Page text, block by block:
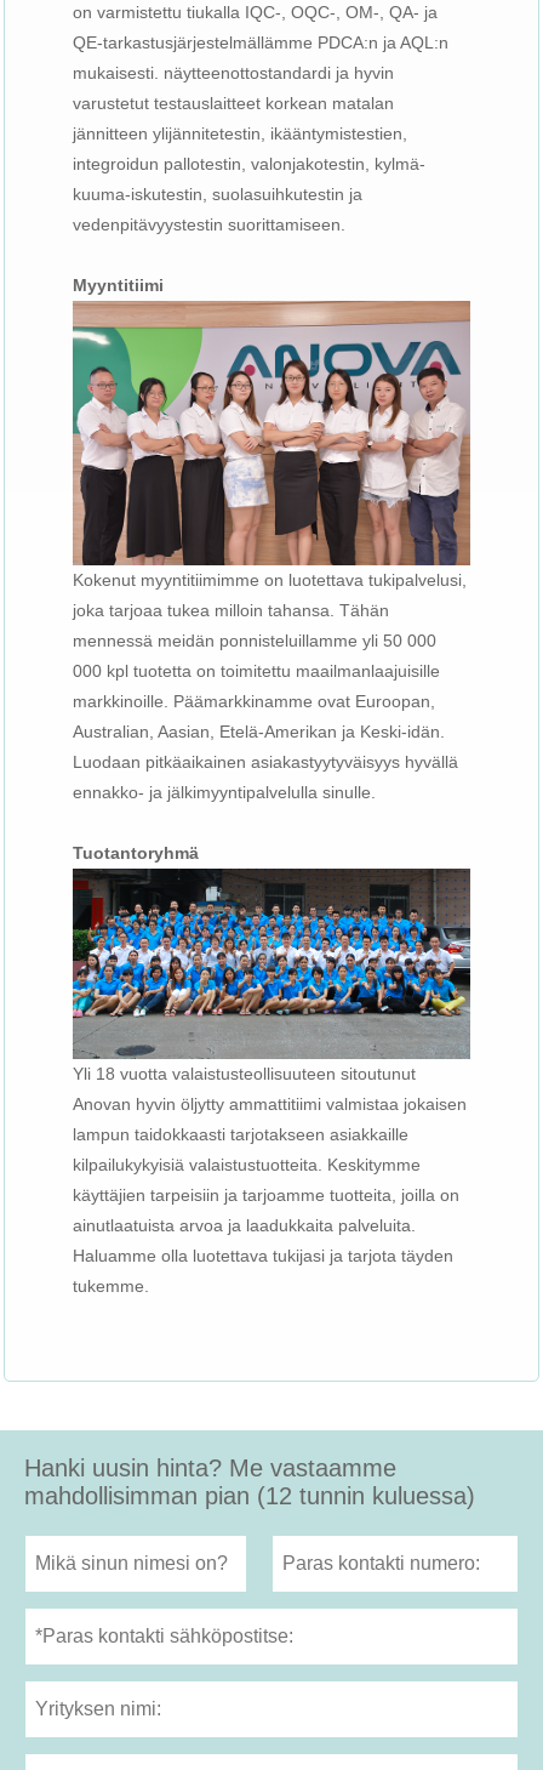
on varmistettu tiukalla IQC-, OQC-, OM-, QA- ja
QE-tarkastusjärjestelmällämme PDCA:n ja AQL:n
mukaisesti. näytteenottostandardi ja hyvin
varustetut testauslaitteet korkean matalan
jännitteen ylijännitetestin, ikääntymistestien,
integroidun pallotestin, valonjakotestin, kylmä-
kuuma-iskutestin, suolasuihkutestin ja
vedenpitävyystestin suorittamiseen.
Myyntitiimi
Kokenut myyntitiimimme on luotettava tukipalvelusi,
joka tarjoaa tukea milloin tahansa. Tähän
mennessä meidän ponnisteluillamme yli 50 000
000 kpl tuotetta on toimitettu maailmanlaajuisille
markkinoille. Päämarkkinamme ovat Euroopan,
Australian, Aasian, Etelä-Amerikan ja Keski-idän.
Luodaan pitkäaikainen asiakastyytyväisyys hyvällä
ennakko- ja jälkimyyntipalvelulla sinulle.
Tuotantoryhmä
Yli 18 vuotta valaistusteollisuuteen sitoutunut
Anovan hyvin öljytty ammattitiimi valmistaa jokaisen
lampun taidokkaasti tarjotakseen asiakkaille
kilpailukykyisiä valaistustuotteita. Keskitymme
käyttäjien tarpeisiin ja tarjoamme tuotteita, joilla on
ainutlaatuista arvoa ja laadukkaita palveluita.
Haluamme olla luotettava tukijasi ja tarjota täyden
tukemme.
Hanki uusin hinta? Me vastaamme
mahdollisimman pian (12 tunnin kuluessa)